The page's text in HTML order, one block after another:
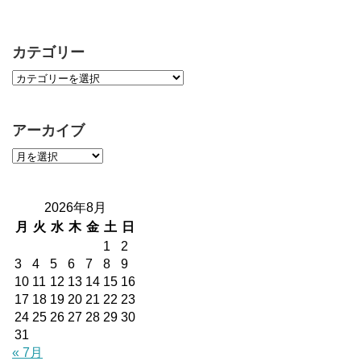
カテゴリー
アーカイブ
2026年8月
月
火 水 木 金 土
日
1
2
3
4 5 6 7 8
9
10 11 12 13 14 15 16
17 18 19 20 21 22 23
24 25 26 27 28 29 30
31
« 7月